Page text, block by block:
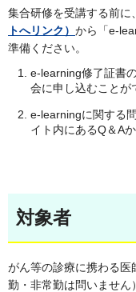
集合研修を受講する前に
トへリンク） から「e-
準備ください。
e-learning修了証書
会に申し込むことが
e-learningに関する
イト内にあるQ＆A
対象者
がん等の診療に携わる医
勤・非常勤は問いません）